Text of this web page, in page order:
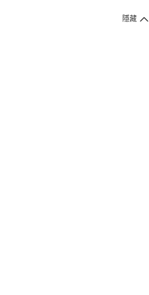
1. 送貨到府（受衛生署條例規管產品除外 ）
隱藏